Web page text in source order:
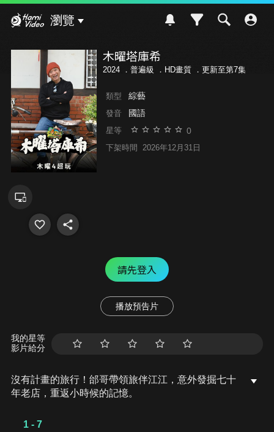
瀏覽
木曜塔庫希
2024 ． 普遍級 ．HD畫質 ．更新至第7集
類型 綜藝
發音 國語
星等 0
下架時間 2026年12月31日
請先登入
播放預告片
我的星等
影片給分
沒有計畫的旅行！邰哥帶領旅伴江江，意外發掘七十
年老店，重返小時候的記憶。
1 - 7